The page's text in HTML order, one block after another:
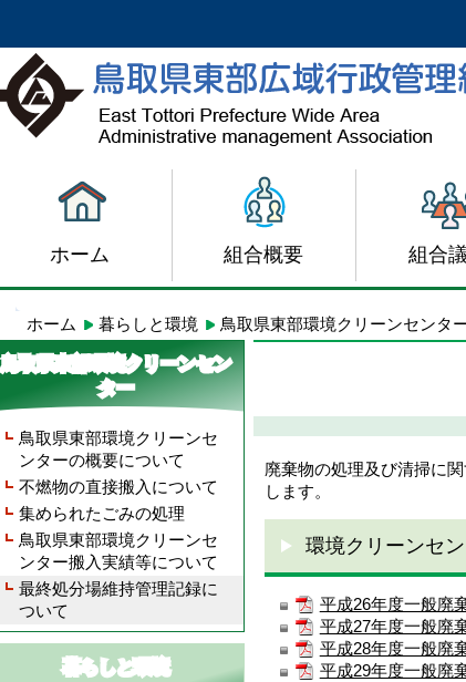
ホーム 組合概要 組合
ホーム 暮らしと環境 鳥取県東部環境クリーンセンタ
鳥取県東部環境クリーンセン
ター
鳥取県東部環境クリーンセ
ンターの概要について
不燃物の直接搬入について
集められたごみの処理
鳥取県東部環境クリーンセ
ンター搬入実績等について
最終処分場維持管理記録に
ついて
暮らしと環境
廃棄物の処理及び清掃に
します。
環境クリーンセ
平成26年度一般廃
平成27年度一般廃
平成28年度一般廃
平成29年度一般廃